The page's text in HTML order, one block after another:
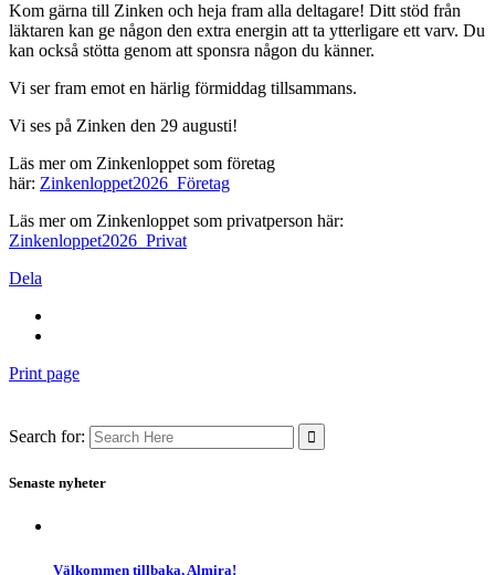
Kom gärna till Zinken och heja fram alla deltagare! Ditt stöd från
läktaren kan ge någon den extra energin att ta ytterligare ett varv. Du
kan också stötta genom att sponsra någon du känner.
Vi ser fram emot en härlig förmiddag tillsammans.
Vi ses på Zinken den 29 augusti!
Läs mer om Zinkenloppet som företag
här: Zinkenloppet2026_Företag
Läs mer om Zinkenloppet som privatperson här:
Zinkenloppet2026_Privat
Dela
Print page
Search for:
Senaste nyheter
Välkommen tillbaka, Almira!